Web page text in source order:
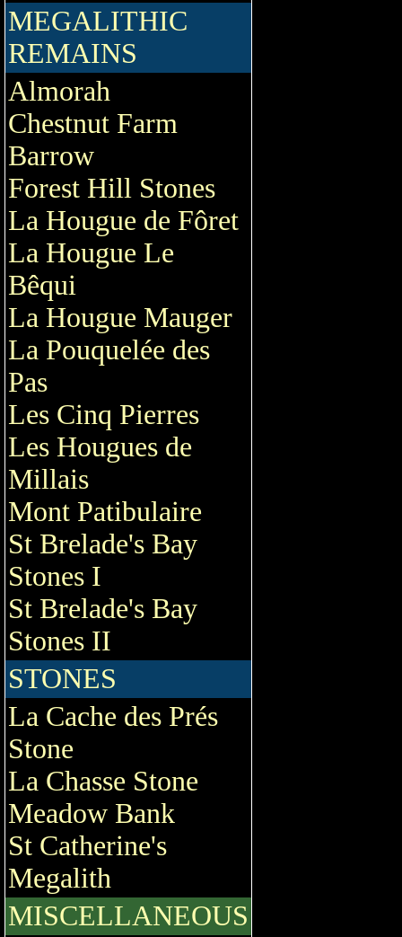
MEGALITHIC
REMAINS
Almorah
Chestnut Farm
Barrow
Forest Hill Stones
La Hougue de Fôret
La Hougue Le
Bêqui
La Hougue Mauger
La Pouquelée des
Pas
Les Cinq Pierres
Les Hougues de
Millais
Mont Patibulaire
St Brelade's Bay
Stones I
St Brelade's Bay
Stones II
STONES
La Cache des Prés
Stone
La Chasse Stone
Meadow Bank
St Catherine's
Megalith
MISCELLANEOUS